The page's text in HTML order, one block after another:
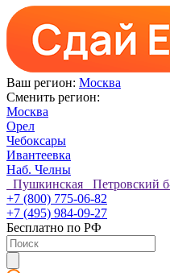
Ваш регион: Москва
Сменить регион:
Москва
Орел
Чебоксары
Ивантеевка
Наб. Челны
Пушкинская Петровский
+7 (800) 775-06-82
+7 (495) 984-09-27
Бесплатно по РФ